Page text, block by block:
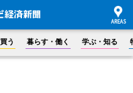
買う 暮らす・働く 学ぶ・知る